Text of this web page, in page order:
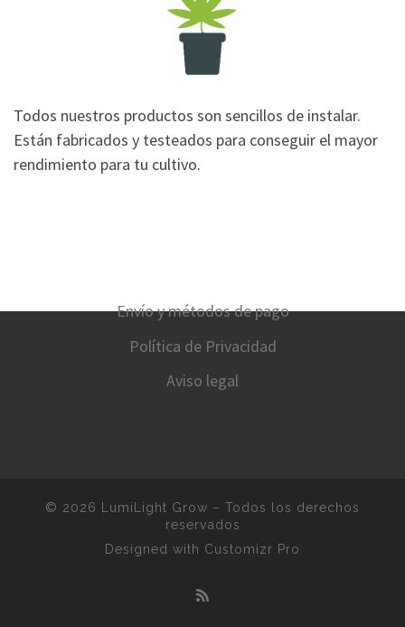
Todos nuestros productos son sencillos de instalar.
Están fabricados y testeados para conseguir el mayor
rendimiento para tu cultivo.
Envío y métodos de pago
Política de Privacidad
Aviso legal
© 2026 LumiLight Grow – Todos los derechos
reservados
Designed with Customizr Pro